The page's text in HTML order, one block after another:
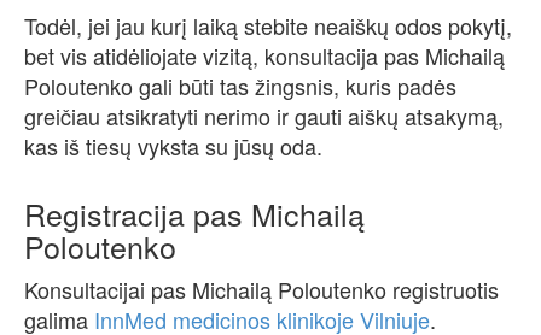
Todėl, jei jau kurį laiką stebite neaiškų odos pokytį,
bet vis atidėliojate vizitą, konsultacija pas Michailą
Poloutenko gali būti tas žingsnis, kuris padės
greičiau atsikratyti nerimo ir gauti aiškų atsakymą,
kas iš tiesų vyksta su jūsų oda.
Registracija pas Michailą
Poloutenko
Konsultacijai pas Michailą Poloutenko registruotis
galima InnMed medicinos klinikoje Vilniuje.